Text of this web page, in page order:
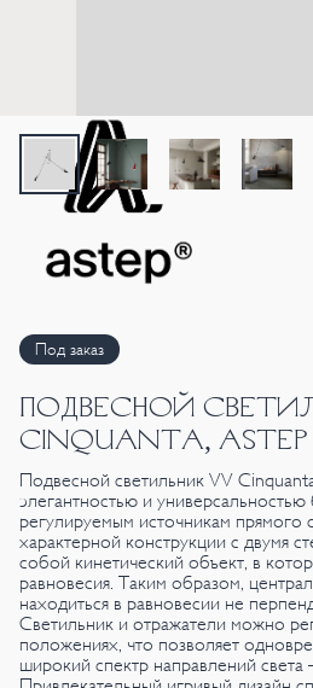
Под заказ
ПОДВЕСНОЙ
CINQUANTA, ASTEP
Подвесной светильник VV
элегантностью и универсальностью
регулируемым источникам прямого
характерной конструкции с двумя
собой кинетический объект, в
равновесия. Таким образом,
находиться в равновесии не
Светильник и отражатели можно
положениях, что позволяет
широкий спектр направлений света